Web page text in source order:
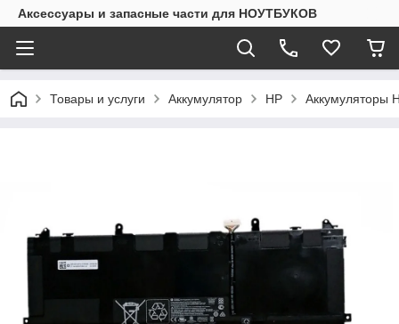
Аксессуары и запасные части для НОУТБУКОВ
Товары и услуги Аккумулятор HP Аккумуляторы